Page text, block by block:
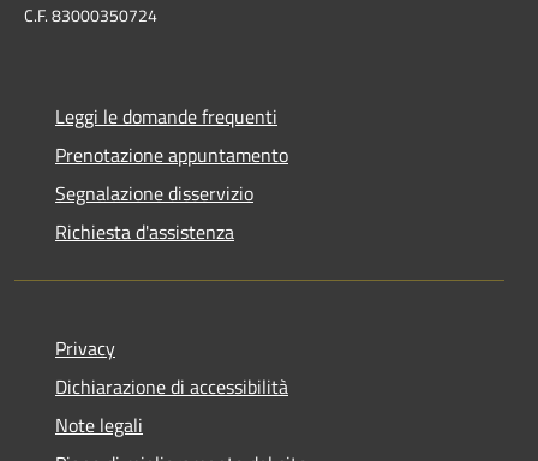
C.F. 83000350724
Leggi le domande frequenti
Prenotazione appuntamento
Segnalazione disservizio
Richiesta d'assistenza
Privacy
Dichiarazione di accessibilità
Note legali